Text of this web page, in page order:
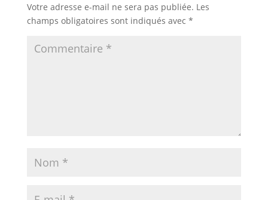
Votre adresse e-mail ne sera pas publiée. Les
champs obligatoires sont indiqués avec *